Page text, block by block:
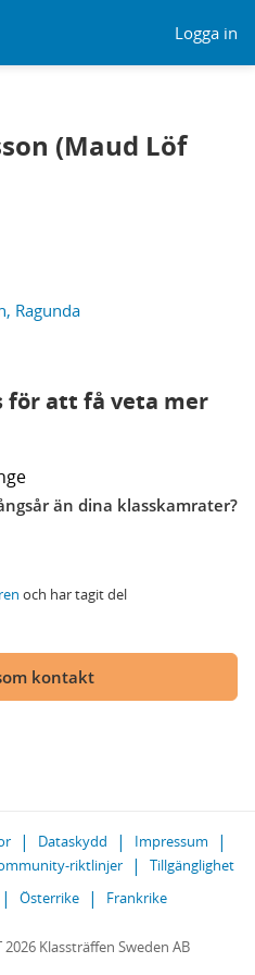
Logga in
(Maud Löf
Ragunda
för att få veta mer
än dina klasskamrater?
och har tagit del
kontakt
Dataskydd
Impressum
riktlinjer
Tillgänglighet
Österrike Frankrike
2026 Klassträffen Sweden AB